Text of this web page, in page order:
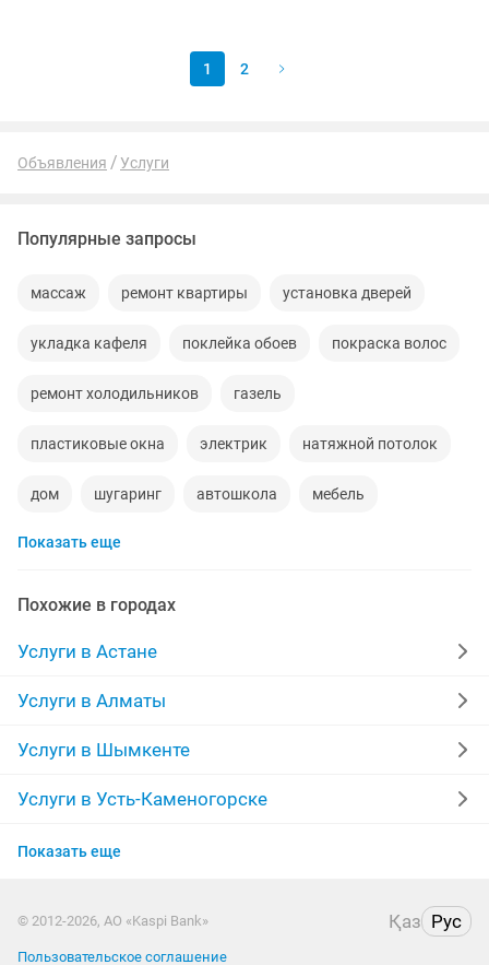
1 2
Объявления Услуги
Популярные запросы
массаж ремонт квартиры установка дверей
укладка кафеля поклейка обоев покраска волос
ремонт холодильников газель
пластиковые окна электрик натяжной потолок
дом шугаринг автошкола мебель
ремонт телевизоров
мебель на заказ
уколы на дому
москитные сетки
ремонт стиральных машин диван
грузоперевозки газель
Показать еще
Похожие в городах
Услуги в Астане
Услуги в Алматы
Услуги в Шымкенте
Услуги в Усть-Каменогорске
Услуги в Актау
Услуги в Таразе
Показать еще
© 2012-2026, АО «Kaspi Bank» Қаз Рус
Пользовательское соглашение